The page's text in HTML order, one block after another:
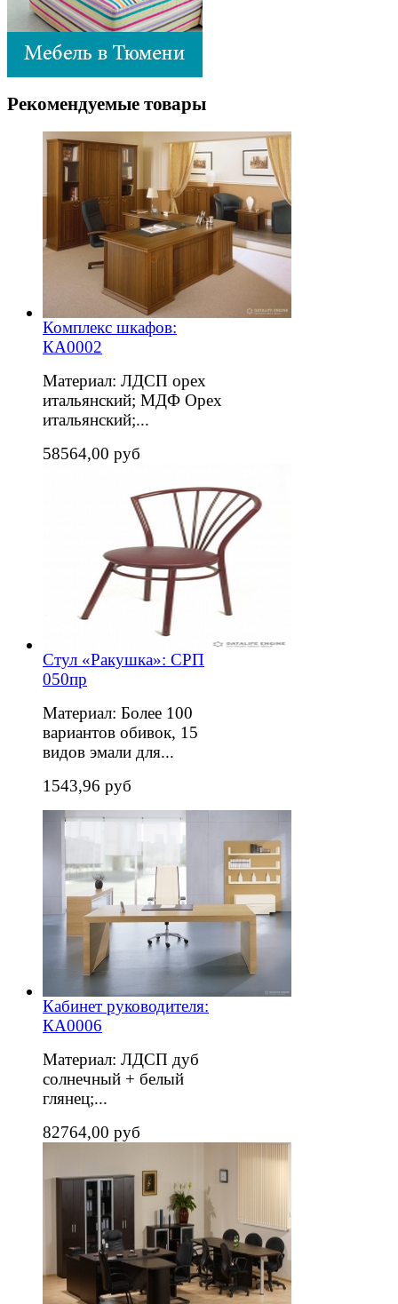
Рекомендуемые товары
Комплекс шкафов:
КА0002
Материал: ЛДСП орех
итальянский; МДФ Орех
итальянский;...
58564,00 руб
Стул «Ракушка»: СРП
050пр
Материал: Более 100
вариантов обивок, 15
видов эмали для...
1543,96 руб
Кабинет руководителя:
КА0006
Материал: ЛДСП дуб
солнечный + белый
глянец;...
82764,00 руб